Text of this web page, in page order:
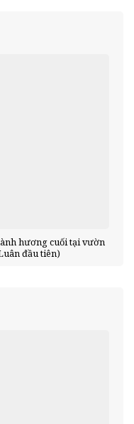
hương cuối tại vườn
đầu tiên)